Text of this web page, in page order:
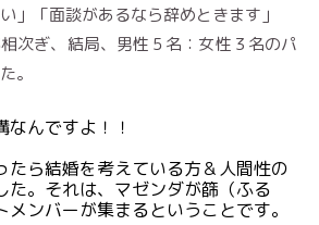
」「面談があるなら辞めときます」
次ぎ、結局、男性５名：女性３名のパ
。
んですよ！！
たら結婚を考えている方＆人間性の
た。それは、マゼンダが篩（ふる
ンバーが集まるということです。